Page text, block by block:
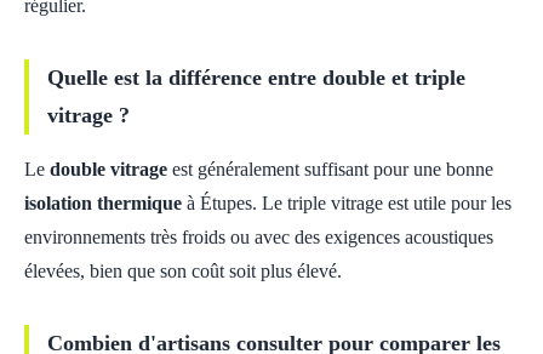
régulier.
Quelle est la différence entre double et triple
vitrage ?
Le double vitrage est généralement suffisant pour une bonne
isolation thermique à Étupes. Le triple vitrage est utile pour les
environnements très froids ou avec des exigences acoustiques
élevées, bien que son coût soit plus élevé.
Combien d'artisans consulter pour comparer les